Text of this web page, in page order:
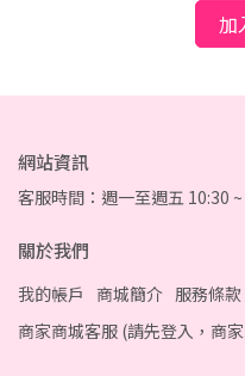
加
網站資訊
客服時間：週一至週五 10:30
關於我們
我的帳戶 商城簡介 服務條款
商家商城客服 (請先登入，商